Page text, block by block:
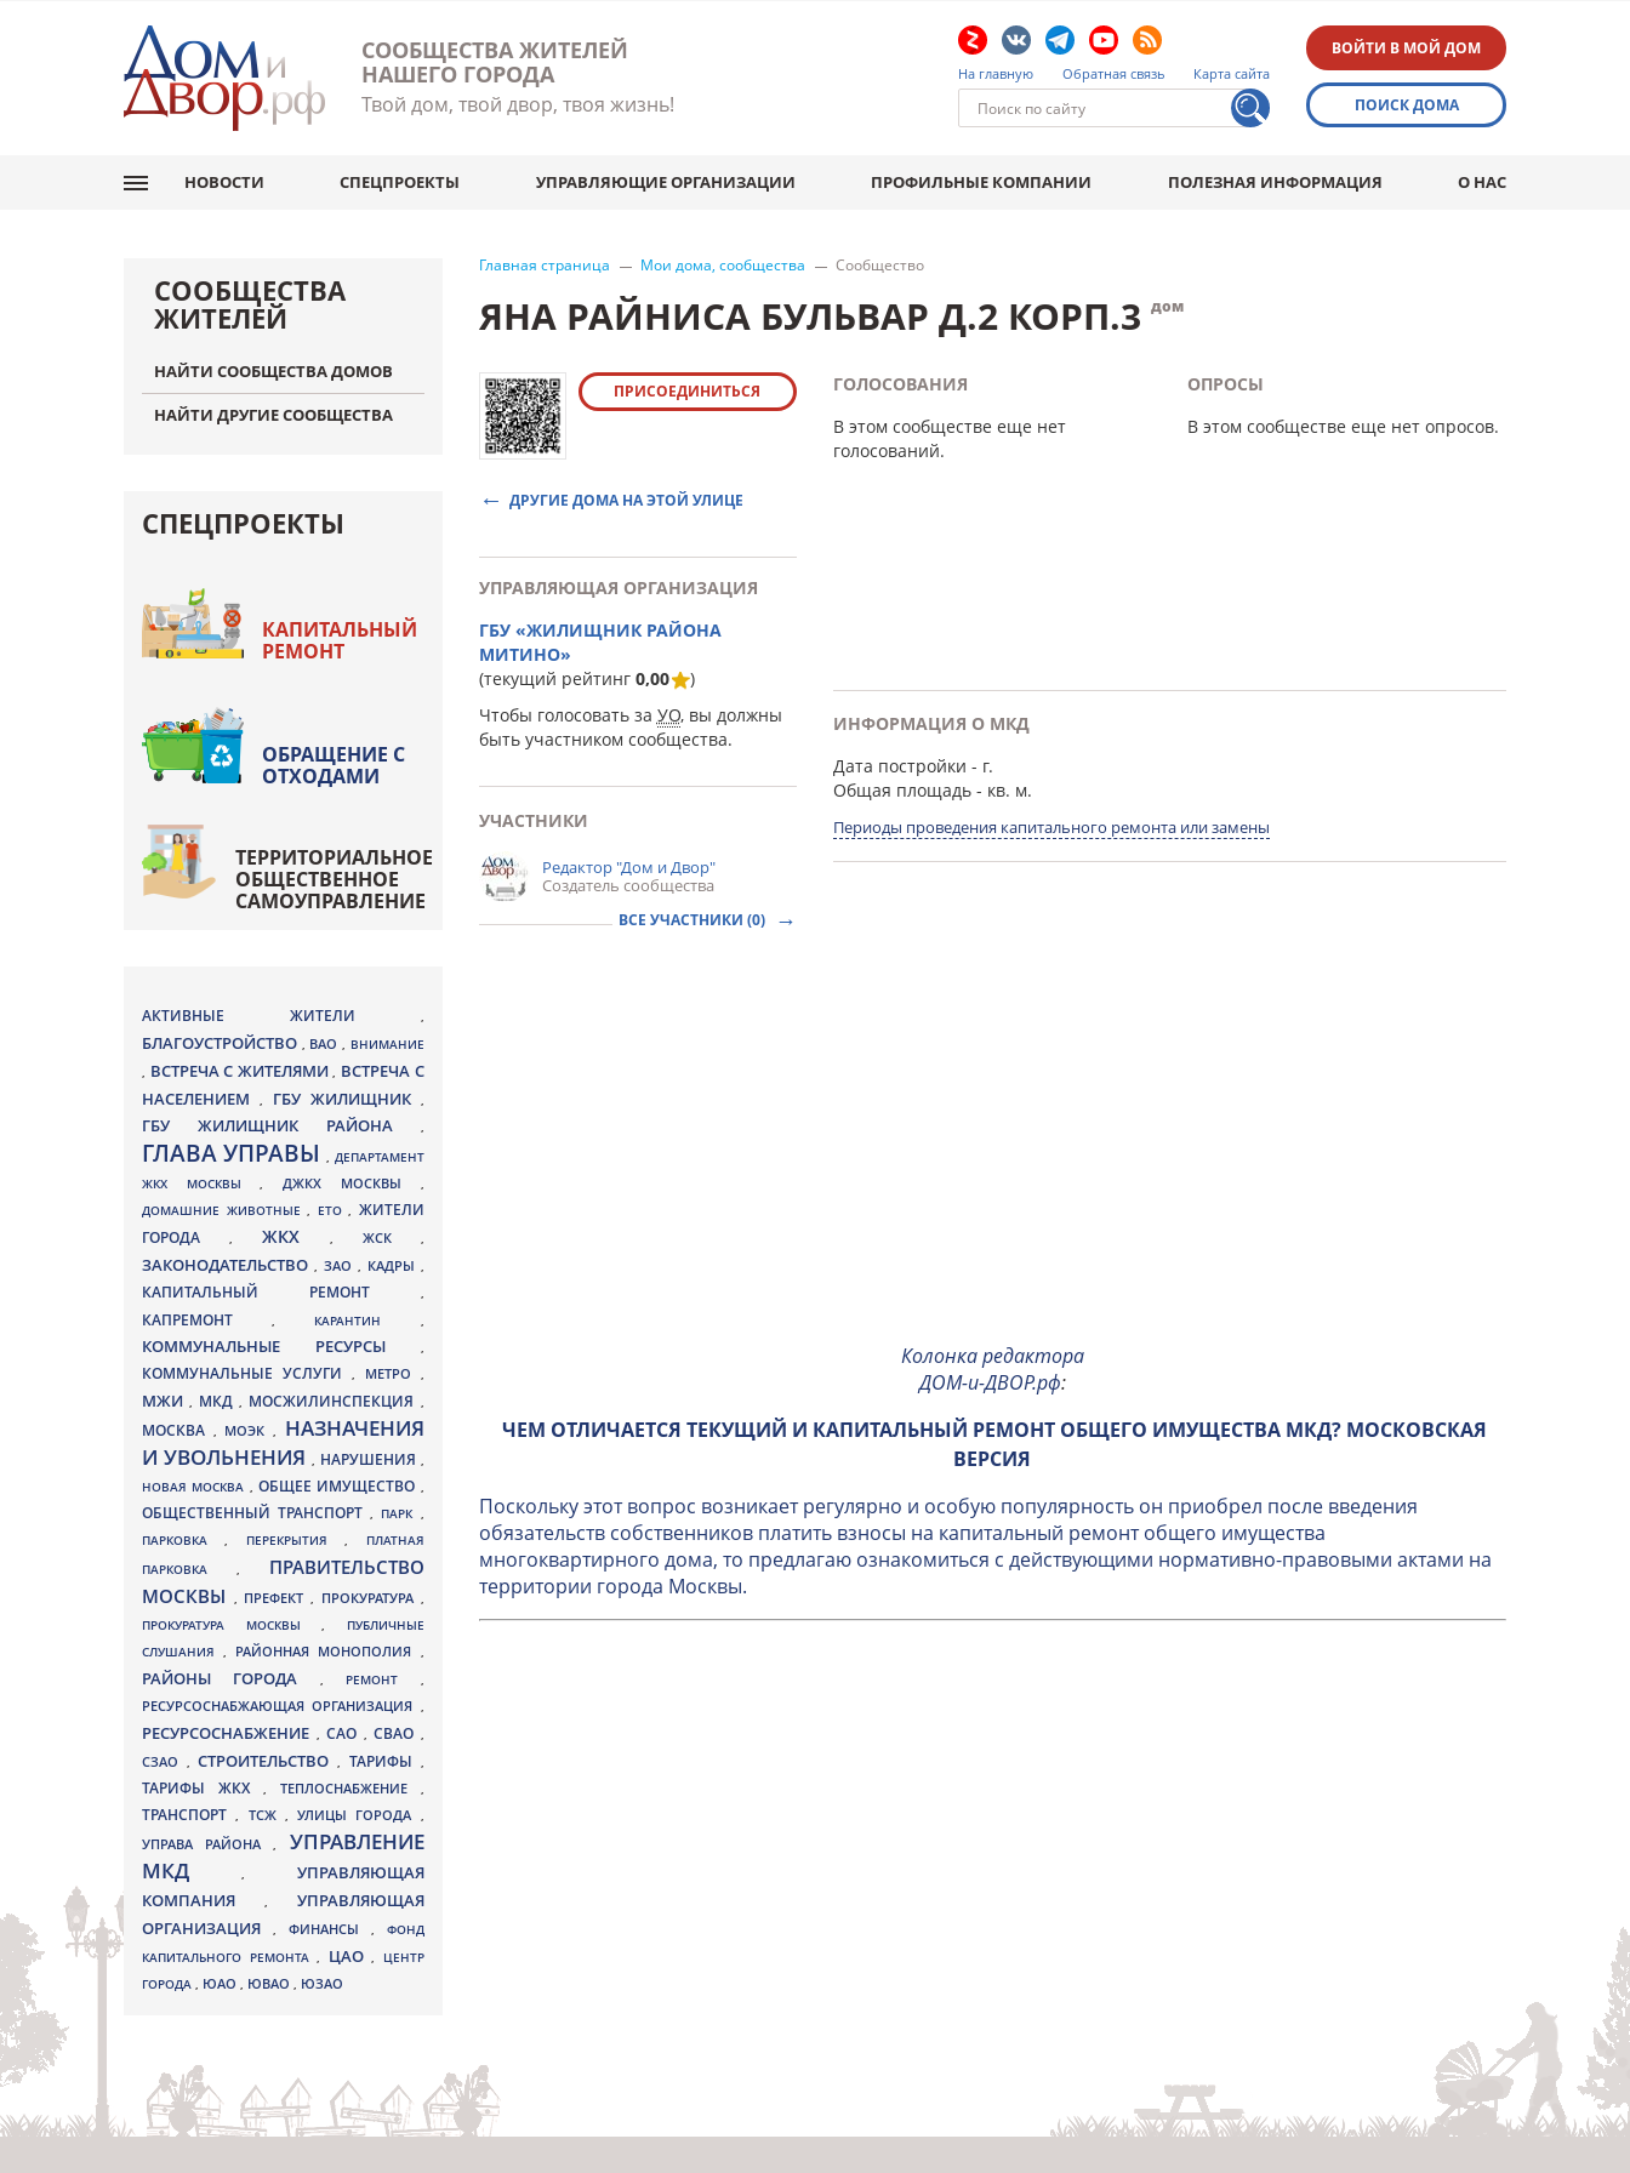
СООБЩЕСТВА ЖИТЕЛЕЙ
НАШЕГО ГОРОДА
Твой дом, твой двор, твоя жизнь!
На главную Обратная связь Карта сайта
ВОЙТИ В МОЙ ДОМ
ПОИСК ДОМА
НОВОСТИ СПЕЦПРОЕКТЫ УПРАВЛЯЮЩИЕ ОРГАНИЗАЦИИ ПРОФИЛЬНЫЕ КОМПАНИИ ПОЛЕЗНАЯ ИНФОРМАЦИЯ О НАС
Главная страница Мои дома, сообщества Сообщество
ЯНА РАЙНИСА БУЛЬВАР Д.2 КОРП.3 дом
ПРИСОЕДИНИТЬСЯ
ДРУГИЕ ДОМА НА ЭТОЙ УЛИЦЕ
УПРАВЛЯЮЩАЯ ОРГАНИЗАЦИЯ
ГБУ «ЖИЛИЩНИК РАЙОНА
МИТИНО»
(текущий рейтинг 0,00
)
Чтобы голосовать за УО, вы должны
быть участником сообщества.
УЧАСТНИКИ
Редактор "Дом и Двор"
Создатель сообщества
ВСЕ УЧАСТНИКИ (0)
ГОЛОСОВАНИЯ
В этом сообществе еще нет
голосований.
ОПРОСЫ
В этом сообществе еще нет опросов.
ИНФОРМАЦИЯ О МКД
Дата постройки - г.
Общая площадь- кв. м.
Периоды проведения капитального ремонта или замены
Колонка редактора
ДОМ-и-ДВОР.рф:
ЧЕМ ОТЛИЧАЕТСЯ ТЕКУЩИЙ И КАПИТАЛЬНЫЙ РЕМОНТ ОБЩЕГО ИМУЩЕСТВА МКД? МОСКОВСКАЯ
ВЕРСИЯ
Поскольку этот вопрос возникает регулярно и особую популярность он приобрел после введения
обязательств собственников платить взносы на капитальный ремонт общего имущества
многоквартирного дома, то предлагаю ознакомиться с действующими нормативно-правовыми актами на
территории города Москвы.
СООБЩЕСТВА
ЖИТЕЛЕЙ
НАЙТИ СООБЩЕСТВА ДОМОВ
НАЙТИ ДРУГИЕ СООБЩЕСТВА
СПЕЦПРОЕКТЫ
КАПИТАЛЬНЫЙ
РЕМОНТ
ОБРАЩЕНИЕ С
ОТХОДАМИ
ТЕРРИТОРИАЛЬНОЕ
ОБЩЕСТВЕННОЕ
САМОУПРАВЛЕНИЕ
АКТИВНЫЕ ЖИТЕЛИ ,
БЛАГОУСТРОЙСТВО , ВАО , ВНИМАНИЕ
, ВСТРЕЧА С ЖИТЕЛЯМИ, ВСТРЕЧА С
НАСЕЛЕНИЕМ
, ГБУ ЖИЛИЩНИК ,
ГБУ ЖИЛИЩНИК РАЙОНА ,
ГЛАВА УПРАВЫ, ДЕПАРТАМЕНТ
ЖКХ МОСКВЫ,ДЖКХ МОСКВЫ ,
ДОМАШНИЕ ЖИВОТНЫЕ , ЕТО , ЖИТЕЛИ
ГОРОДА
, ЖКХ , ЖСК ,
ЗАКОНОДАТЕЛЬСТВО , ЗАО , КАДРЫ ,
КАПИТАЛЬНЫЙ РЕМОНТ ,
КАПРЕМОНТ , КАРАНТИН ,
КОММУНАЛЬНЫЕ РЕСУРСЫ ,
КОММУНАЛЬНЫЕ УСЛУГИ , МЕТРО ,
МЖИ, МКД , МОСЖИЛИНСПЕКЦИЯ ,
МОСКВА , МОЭК ,
НАЗНАЧЕНИЯ
И УВОЛЬНЕНИЯ , НАРУШЕНИЯ ,
НОВАЯ МОСКВА , ОБЩЕЕ ИМУЩЕСТВО ,
ОБЩЕСТВЕННЫЙ ТРАНСПОРТ, ПАРК ,
ПАРКОВКА, ПЕРЕКРЫТИЯ,
ПЛАТНАЯ
ПАРКОВКА ,
ПРАВИТЕЛЬСТВО
МОСКВЫ , ПРЕФЕКТ, ПРОКУРАТУРА ,
ПРОКУРАТУРА МОСКВЫ ,
ПУБЛИЧНЫЕ
СЛУШАНИЯ, РАЙОННАЯ МОНОПОЛИЯ ,
РАЙОНЫ ГОРОДА , РЕМОНТ ,
РЕСУРСОСНАБЖАЮЩАЯ ОРГАНИЗАЦИЯ ,
РЕСУРСОСНАБЖЕНИЕ , САО , СВАО ,
СЗАО ,СТРОИТЕЛЬСТВО, ТАРИФЫ ,
ТАРИФЫ ЖКХ , ТЕПЛОСНАБЖЕНИЕ ,
ТРАНСПОРТ, ТСЖ , УЛИЦЫ ГОРОДА ,
УПРАВА РАЙОНА, УПРАВЛЕНИЕ
МКД, УПРАВЛЯЮЩАЯ
КОМПАНИЯ
, УПРАВЛЯЮЩАЯ
ОРГАНИЗАЦИЯ
, ФИНАНСЫ , ФОНД
КАПИТАЛЬНОГО РЕМОНТА , ЦАО ,
ЦЕНТР
ГОРОДА , ЮАО , ЮВАО , ЮЗАО